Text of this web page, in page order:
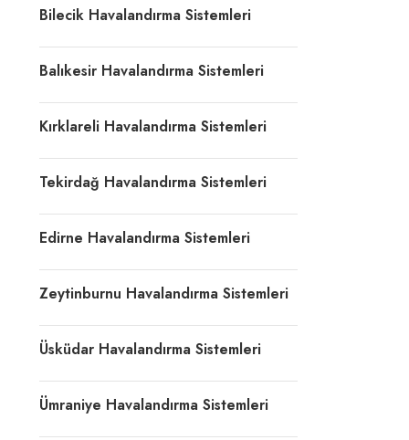
Bilecik Havalandırma Sistemleri
Balıkesir Havalandırma Sistemleri
Kırklareli Havalandırma Sistemleri
Tekirdağ Havalandırma Sistemleri
Edirne Havalandırma Sistemleri
Zeytinburnu Havalandırma Sistemleri
Üsküdar Havalandırma Sistemleri
Ümraniye Havalandırma Sistemleri